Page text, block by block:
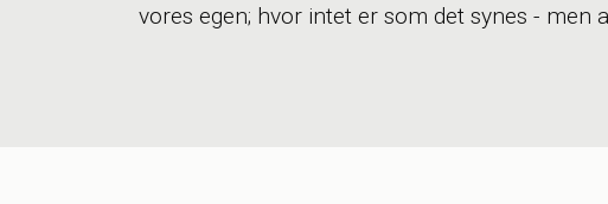
vores egen; hvor intet er som det synes - men